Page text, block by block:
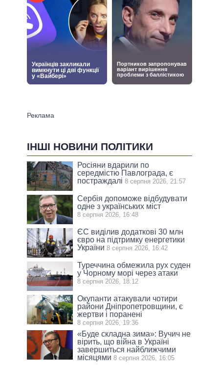
ІНШІ НОВИНИ ПОЛІТИКИ
Росіяни вдарили по
середмістю Павлограда, є
постраждалі 8 серпня 2026, 21:57
Сербія допоможе відбудувати
одне з українських міст
8 серпня 2026, 16:48
ЄС виділив додаткові 30 млн
євро на підтримку енергетики
України 8 серпня 2026, 16:42
Туреччина обмежила рух суден
у Чорному морі через атаки
8 серпня 2026, 18:12
Окупанти атакували чотири
райони Дніпропетровщини, є
жертви і поранені
8 серпня 2026, 19:36
«Буде складна зима»: Вучич не
вірить, що війна в Україні
завершиться найближчими
місяцями 8 серпня 2026, 16:05